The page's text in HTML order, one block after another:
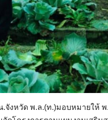
จังหวัด พ.ล.(ท.)มอบหมายให้